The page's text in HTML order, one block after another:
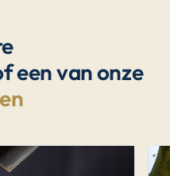
een van onze